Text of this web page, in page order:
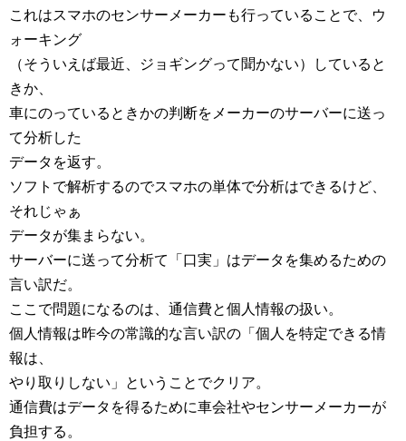
これはスマホのセンサーメーカーも行っていることで、ウ
ォーキング
（そういえば最近、ジョギングって聞かない）していると
きか、
車にのっているときかの判断をメーカーのサーバーに送っ
て分析した
データを返す。
ソフトで解析するのでスマホの単体で分析はできるけど、
それじゃぁ
データが集まらない。
サーバーに送って分析て「口実」はデータを集めるための
言い訳だ。
ここで問題になるのは、通信費と個人情報の扱い。
個人情報は昨今の常識的な言い訳の「個人を特定できる情
報は、
やり取りしない」ということでクリア。
通信費はデータを得るために車会社やセンサーメーカーが
負担する。